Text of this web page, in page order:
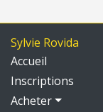
Sylvie Rovida
Accueil
Inscriptions
Acheter